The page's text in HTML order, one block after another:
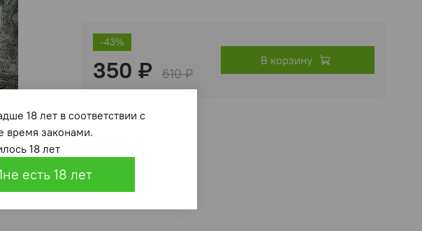
-43%
350 ₽ 610 ₽
В корзину
18 лет в соответствии с
время законами.
18 лет
есть 18 лет